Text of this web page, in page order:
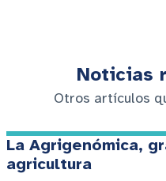
Noticias
Otros artículos
La Agrigenómica,
agricultura